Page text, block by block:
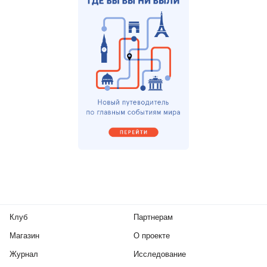
Клуб
Магазин
Журнал
Партнерам
О проекте
Исследование